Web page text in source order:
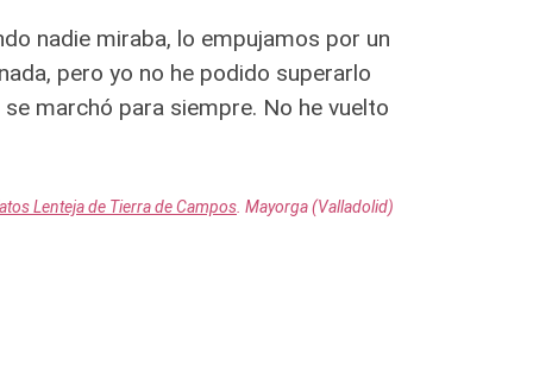
nadie miraba, lo empujamos por un
pero yo no he podido superarlo
marchó para siempre. No he vuelto
Lenteja de Tierra de Campos . Mayorga (Valladolid)